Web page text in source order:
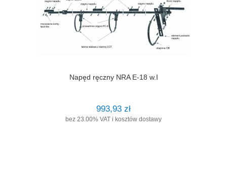
Napęd ręczny NRA E-18 w.I
993,93 zł
bez 23.00% VAT i kosztów dostawy